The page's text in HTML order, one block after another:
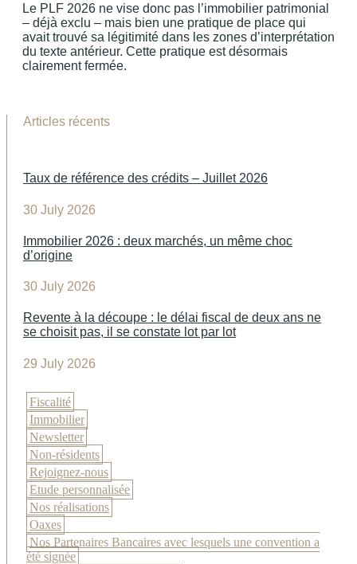
Le PLF 2026 ne vise donc pas l’immobilier patrimonial
– déjà exclu – mais bien une pratique de place qui
avait trouvé sa légitimité dans les zones d’interprétation
du texte antérieur. Cette pratique est désormais
clairement fermée.
Articles récents
Taux de référence des crédits – Juillet 2026
30 July 2026
Immobilier 2026 : deux marchés, un même choc
d’origine
30 July 2026
Revente à la découpe : le délai fiscal de deux ans ne
se choisit pas, il se constate lot par lot
29 July 2026
Fiscalité
Immobilier
Newsletter
Non-résidents
Rejoignez-nous
Etude personnalisée
Nos réalisations
Oaxes
Nos Partenaires Bancaires avec lesquels une convention a
été signée